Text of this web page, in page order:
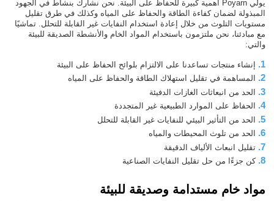
يولي Poyarn أهمية كبيرة للحفاظ على البيئة. نحن نشارك بنشاط في الجهود
المبذولة لضمان كفاءة الطاقة والحفاظ على المياه وكذلك في طرق تقليل
مستويات التلوث من خلال إعادة استخدام النفايات غير القابلة للتحلل. تماشيًا
مع مبادئنا، نحن ملتزمون باستخدام المواد الخام والأنشطة الصديقة للبيئة
والتي:
1. إنشاء منتجات تساعدنا على الالتزام بلوائح الحفاظ على البيئة
2. المساهمة في تقليل استهلاك الطاقة والحفاظ على المياه
3. الحد من انبعاثات الغازات الدفيئة
4. الحفاظ على الموارد الطبيعية غير المتجددة
5. الحد من التأثير البيئي للنفايات غير القابلة للتحلل
6. الحد من تلوث المحيطات والمياه
7. تقليل انبعاث الألياف الدقيقة
8. كن جزءًا من حل تقليل النفايات الصناعية
مواد خام مستدامة وصديقة للبيئة